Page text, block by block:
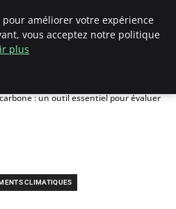
: un outil essentiel pour évaluer
CLIMATIQUES
améliorer votre expérience
vous acceptez notre politique
plus